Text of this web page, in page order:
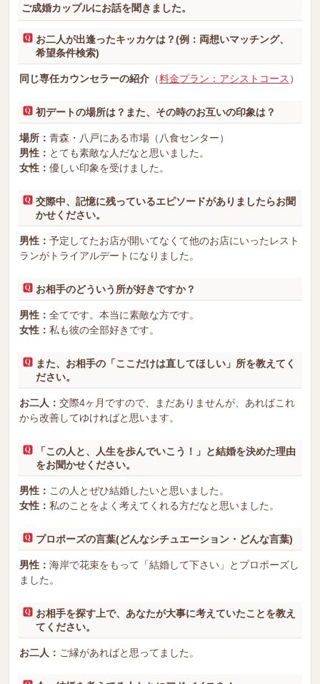
ご成婚カップルにお話を聞きました。
お二人が出逢ったキッカケは？(例：両想いマッチング、
希望条件検索)
同じ専任カウンセラーの紹介 （料金プラン：アシストコース ）
初デートの場所は？また、その時のお互いの印象は？
場所： 青森・八戸にある市場（八食センター）
男性： とても素敵な人だなと思いました。
女性： 優しい印象を受けました。
交際中、記憶に残っているエピソードがありましたらお聞
かせください。
男性： 予定してたお店が開いてなくて他のお店にいったレスト
ランがトライアルデートになりました。
お相手のどういう所が好きですか？
男性： 全てです。本当に素敵な方です。
女性： 私も彼の全部好きです。
また、お相手の「ここだけは直してほしい」所を教えてく
ださい。
お二人： 交際4ヶ月ですので、まだありませんが、あればこれ
から改善してゆければと思います。
「この人と、人生を歩んでいこう！」と結婚を決めた理由
をお聞かせください。
男性： この人とぜひ結婚したいと思いました。
女性： 私のことをよく考えてくれる方だなと思いました。
プロポーズの言葉(どんなシチュエーション・どんな言葉)
男性： 海岸で花束をもって「結婚して下さい」とプロポーズし
ました。
お相手を探す上で、あなたが大事に考えていたことを教え
てください。
お二人： ご縁があればと思ってました。